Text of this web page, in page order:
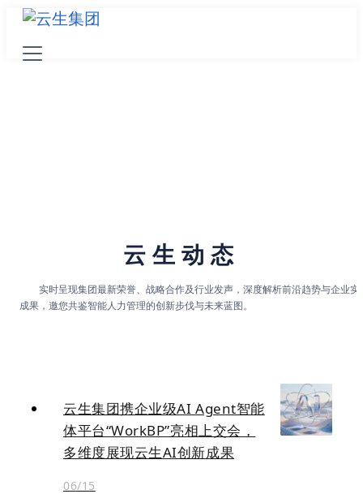
云生动态
实时呈现集团最新荣誉、战略合作及行业发声，深度解析前沿趋势与企业实
成果，邀您共鉴智能人力管理的创新步伐与未来蓝图。
云生集团携企业级AI Agent智能
体平台“WorkBP”亮相上交会，
多维度展现云生AI创新成果
06/15